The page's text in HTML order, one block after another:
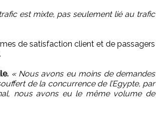
est mixte, pas seulement lié au trafic
de satisfaction client et de passagers
« Nous avons eu moins de demandes
de la concurrence de l’Egypte, par
nous avons eu le même volume de